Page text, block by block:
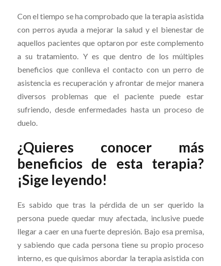
Con el tiempo se ha comprobado que la terapia asistida
con perros ayuda a mejorar la salud y el bienestar de
aquellos pacientes que optaron por este complemento
a su tratamiento. Y es que dentro de los múltiples
beneficios que conlleva el contacto con un perro de
asistencia es recuperación y afrontar de mejor manera
diversos problemas que el paciente puede estar
sufriendo, desde enfermedades hasta un proceso de
duelo.
¿Quieres conocer más
beneficios de esta terapia?
¡Sige leyendo!
Es sabido que tras la pérdida de un ser querido la
persona puede quedar muy afectada, inclusive puede
llegar a caer en una fuerte depresión. Bajo esa premisa,
y sabiendo que cada persona tiene su propio proceso
interno, es que quisimos abordar la terapia asistida con